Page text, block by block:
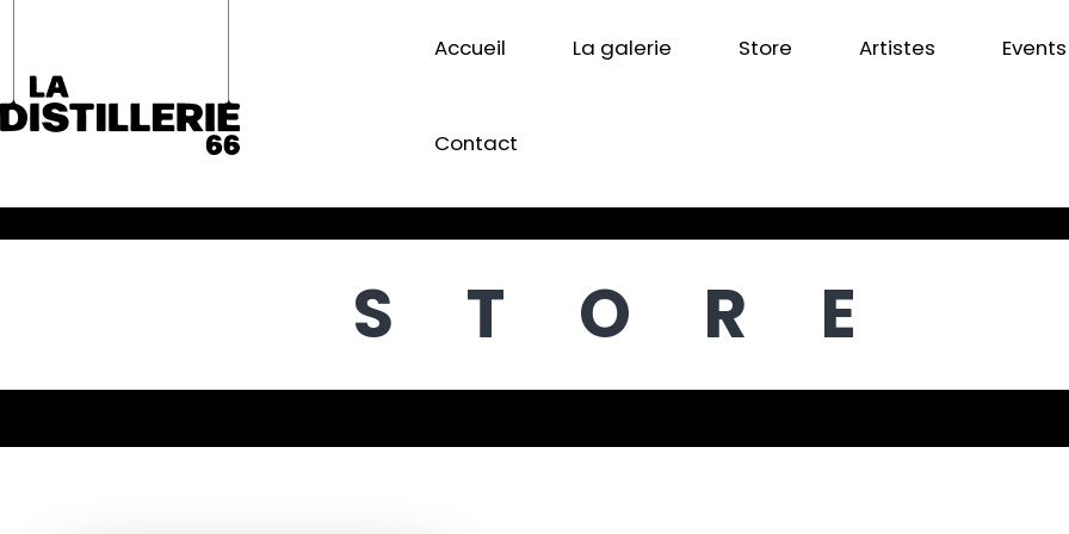
Accueil La galerie Store Artistes Events
Contact
STORE